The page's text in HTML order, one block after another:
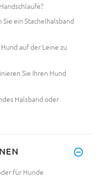
ein Stachelhalsband
auf der Leine zu
Sie Ihren Hund
Halsband oder
für Hunde